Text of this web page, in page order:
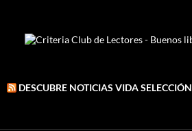
DESCUBRE NOTICIAS VIDA SELECCIÓN